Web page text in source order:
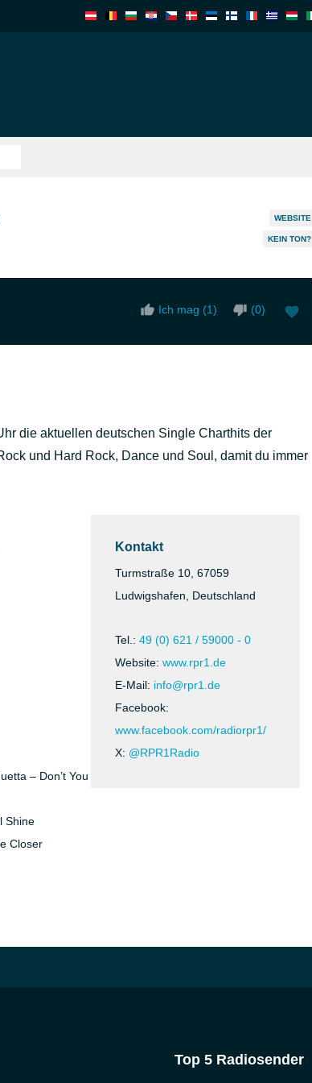
WEBSITE
KEIN TON?
Ich mag (1) (0)
die aktuellen deutschen Single Charthits der
und Hard Rock, Dance und Soul, damit du immer
– Don’t You
Shine
Closer
Kontakt
Turmstraße 10, 67059
Ludwigshafen, Deutschland
Tel.: 49 (0) 621 / 59000 - 0
Website: www.rpr1.de
E-Mail: info@rpr1.de
Facebook:
www.facebook.com/radiorpr1/
X: @RPR1Radio
Top 5 Radiosender